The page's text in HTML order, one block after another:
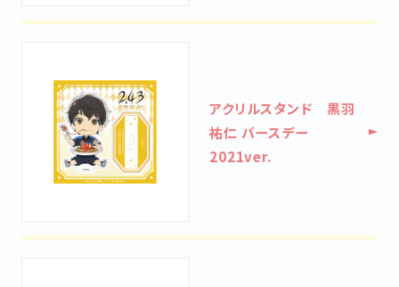
アクリルスタンド 黒羽
祐仁 バースデー
2021ver.